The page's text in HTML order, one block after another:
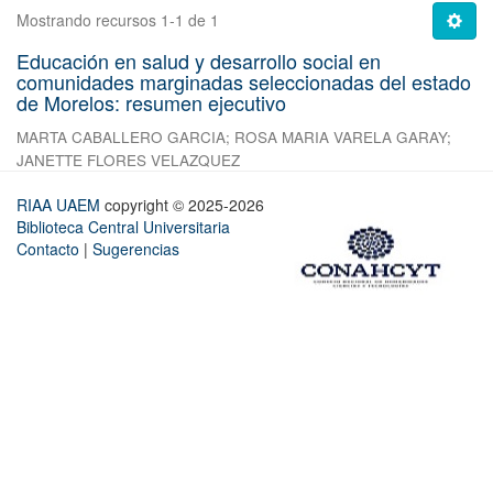
Mostrando recursos 1-1 de 1
Educación en salud y desarrollo social en
comunidades marginadas seleccionadas del estado
de Morelos: resumen ejecutivo
MARTA CABALLERO GARCIA; ROSA MARIA VARELA GARAY;
JANETTE FLORES VELAZQUEZ
RIAA UAEM copyright © 2025-2026
Biblioteca Central Universitaria
Contacto | Sugerencias